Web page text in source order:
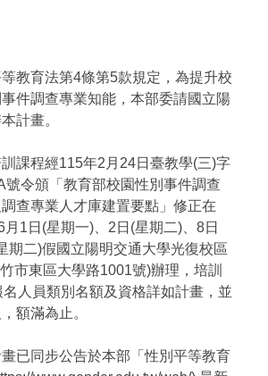
教育法第4條第5款規定，為提升校
件調查專業知能，本部委請國立陽
計畫。
課程經115年2月24日臺教學(三)字
號令頒「教育部校園性別事件調查
查專業人才庫建置要點」修正在
1日(星期一)、2日(星期二)、8日
期二)假國立陽明交通大學光復校區
市東區大學路1001號)辦理，培訓
人員類別名額及資格詳如計畫，並
額滿為止。
已同步公告於本部「性別平等教育